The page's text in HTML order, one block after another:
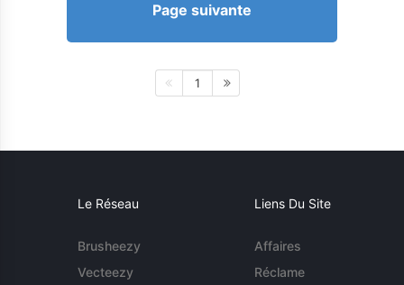
Page suivante
1
Le Réseau
Brusheezy
Vecteezy
Liens Du Site
Affaires
Réclame